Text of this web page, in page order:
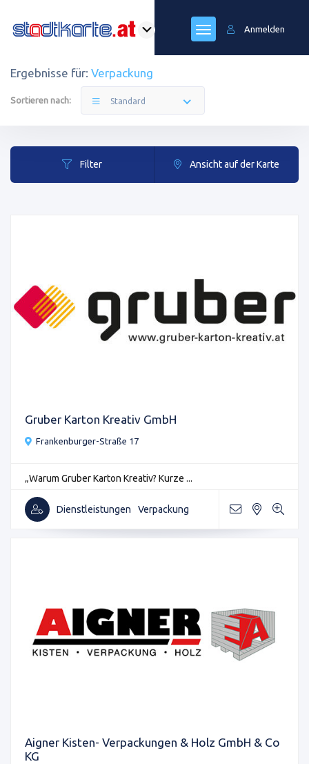
Anmelden
Ergebnisse für: Verpackung
Sortieren nach: Standard
Filter Ansicht auf der Karte
Gruber Karton Kreativ GmbH
Frankenburger-Straße 17
„Warum Gruber Karton Kreativ? Kurze ...
Dienstleistungen Verpackung
Aigner Kisten- Verpackungen & Holz GmbH & Co
KG